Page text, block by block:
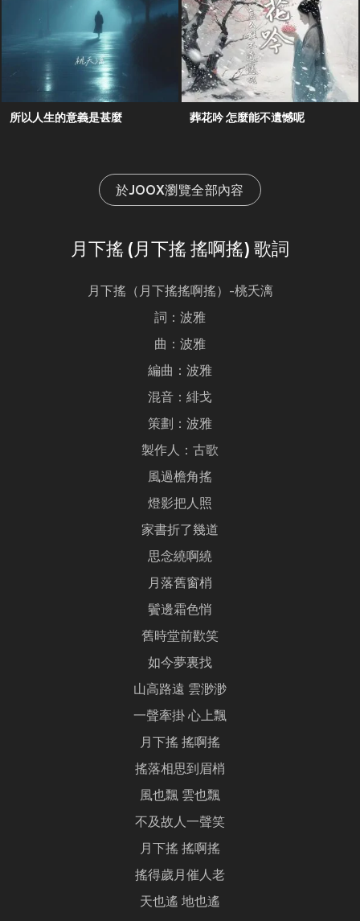
所以人生的意義是甚麼 葬花吟 怎麼能不遺憾呢
於JOOX瀏覽全部內容
月下搖 (月下搖 搖啊搖) 歌詞
月下搖（月下搖搖啊搖）-桃夭漓
詞：波雅
曲：波雅
編曲：波雅
混音：緋戈
策劃：波雅
製作人：古歌
風過檐角搖
燈影把人照
家書折了幾道
思念繞啊繞
月落舊窗梢
鬢邊霜色悄
舊時堂前歡笑
如今夢裏找
山高路遠 雲渺渺
一聲牽掛 心上飄
月下搖 搖啊搖
搖落相思到眉梢
風也飄 雲也飄
不及故人一聲笑
月下搖 搖啊搖
搖得歲月催人老
天也遙 地也遙